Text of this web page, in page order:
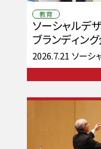
教育
ソーシャルデ
ブランディン
2026.7.21 ソーシ